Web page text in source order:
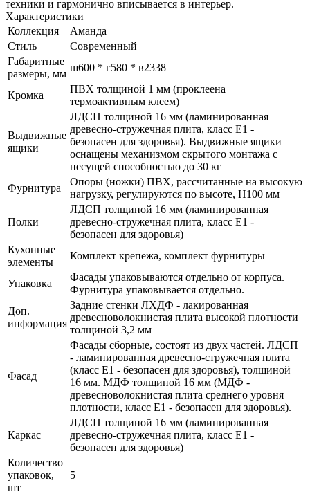
техники и гармонично вписывается в интерьер.
Характеристики
Коллекция
Аманда
Стиль
Современный
Габаритные
размеры, мм
ш600 * г580 * в2338
Кромка
ПВХ толщиной 1 мм (проклеена
термоактивным клеем)
Выдвижные
ящики
ЛДСП толщиной 16 мм (ламинированная
древесно-стружечная плита, класс E1 -
безопасен для здоровья). Выдвижные ящики
оснащены механизмом скрытого монтажа с
несущей способностью до 30 кг
Фурнитура
Опоры (ножки) ПВХ, рассчитанные на высокую
нагрузку, регулируются по высоте, H100 мм
Полки
ЛДСП толщиной 16 мм (ламинированная
древесно-стружечная плита, класс E1 -
безопасен для здоровья)
Кухонные
элементы
Комплект крепежа, комплект фурнитуры
Упаковка
Фасады упаковываются отдельно от корпуса.
Фурнитура упаковывается отдельно.
Доп.
информация
Задние стенки ЛХДФ - лакированная
древесноволокнистая плита высокой плотности
толщиной 3,2 мм
Фасад
Фасады сборные, состоят из двух частей. ЛДСП
- ламинированная древесно-стружечная плита
(класс E1 - безопасен для здоровья), толщиной
16 мм. МДФ толщиной 16 мм (МДФ -
древесноволокнистая плита среднего уровня
плотности, класс E1 - безопасен для здоровья).
Каркас
ЛДСП толщиной 16 мм (ламинированная
древесно-стружечная плита, класс E1 -
безопасен для здоровья)
Количество
упаковок,
шт
5